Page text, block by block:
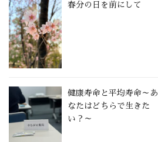
春分の日を前にして
健康寿命と平均寿命～あ
なたはどちらで生きた
い？～